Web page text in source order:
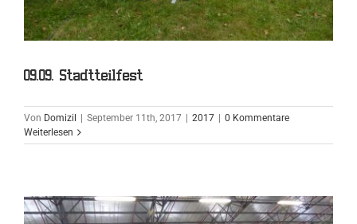
09.09. Stadtteilfest
Von Domizil | September 11th, 2017 | 2017 | 0 Kommentare
Weiterlesen